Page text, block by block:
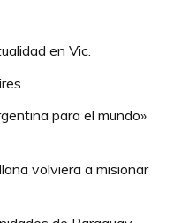
en Vic.
para el mundo»
volviera a misionar